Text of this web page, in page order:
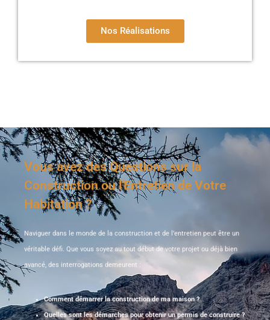
Nos Réalisations
Vous avez des Questions sur la
Construction ou l'Entretien de Votre
Habitation ?
Naviguer dans le monde de la construction et de l’entretien peut être un
véritable défi. Que vous soyez au tout début de votre projet ou déjà bien
avancé, des interrogations demeurent :
Comment démarrer la construction de ma maison ?
Quelles sont les démarches pour obtenir un permis de construire ?